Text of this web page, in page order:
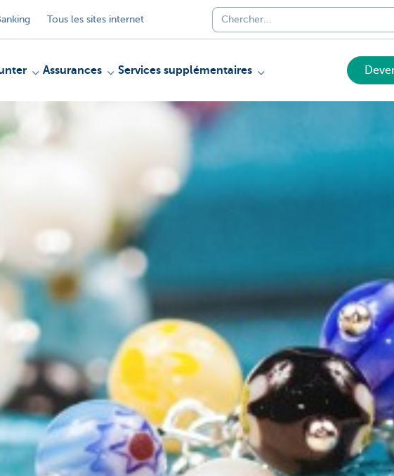
Tous les sites internet
Assurances Services supplémentaires